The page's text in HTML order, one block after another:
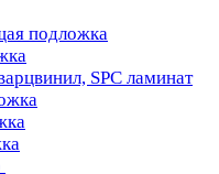
подложка
SPC ламинат